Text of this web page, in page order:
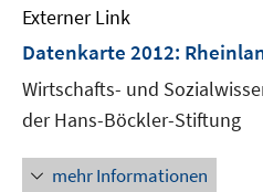
Externer Link
Datenkarte 2012:
Wirtschafts- und
der Hans-Böckler-Stiftung
mehr Informationen